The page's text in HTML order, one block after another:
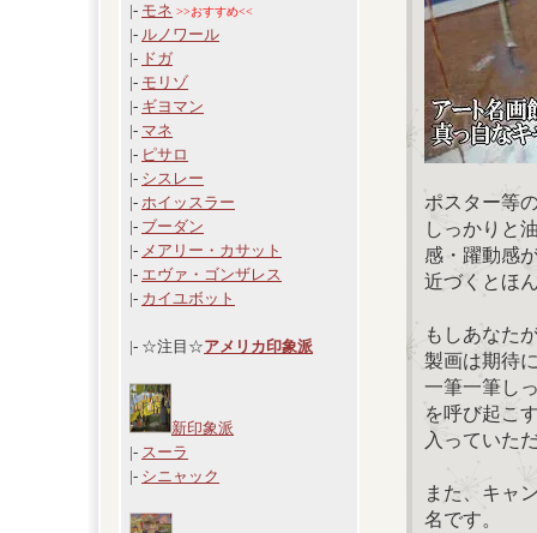
|- モネ >>おすすめ<<
|- ルノワール
|- ドガ
|- モリゾ
|- ギヨマン
|- マネ
|- ピサロ
|- シスレー
|- ホイッスラー
|- ブーダン
|- メアリー・カサット
|- エヴァ・ゴンザレス
|- カイユボット
|- ☆注目☆アメリカ印象派
新印象派
|- スーラ
|- シニャック
ポスター等
しっかりと
感・躍動感
近づくとほ
もしあなた
製画は期待
一筆一筆し
を呼び起こ
入っていた
また、キャ
名です。